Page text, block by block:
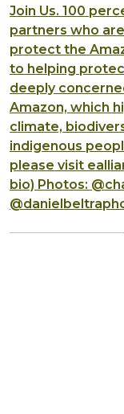
Join Us. 100
partners who
protect the
to helping
deeply
Amazon, which
climate,
indigenous
please visit
bio) Photos: